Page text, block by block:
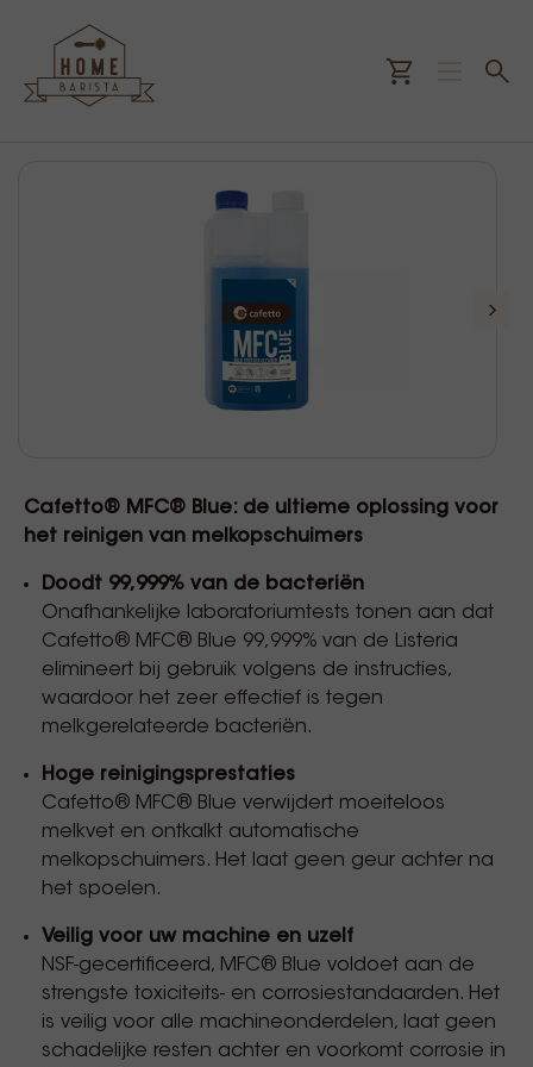
Cafetto® MFC® Blue: de ultieme oplossing voor
het reinigen van melkopschuimers
Doodt 99,999% van de bacteriën
Onafhankelijke laboratoriumtests tonen aan dat
Cafetto® MFC® Blue 99,999% van de Listeria
elimineert bij gebruik volgens de instructies,
waardoor het zeer effectief is tegen
melkgerelateerde bacteriën.
Hoge reinigingsprestaties
Cafetto® MFC® Blue verwijdert moeiteloos
melkvet en ontkalkt automatische
melkopschuimers. Het laat geen geur achter na
het spoelen.
Veilig voor uw machine en uzelf
NSF-gecertificeerd, MFC® Blue voldoet aan de
strengste toxiciteits- en corrosiestandaarden. Het
is veilig voor alle machineonderdelen, laat geen
schadelijke resten achter en voorkomt corrosie in